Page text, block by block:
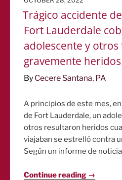
Trágico accidente
Fort Lauderdale
adolescente y
gravemente heridos
By Cecere Santana, PA
A principios de este mes,
de Fort Lauderdale, un
otros resultaron heridos
viajaban se estrelló contra
Según un informe de
Continue reading →